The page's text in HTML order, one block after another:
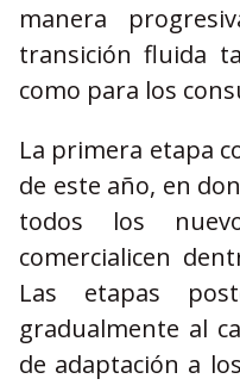
manera
transición fluida
como para los
La primera etapa
de este año, en
todos los
comercialicen
Las etapas
gradualmente al
de adaptación a